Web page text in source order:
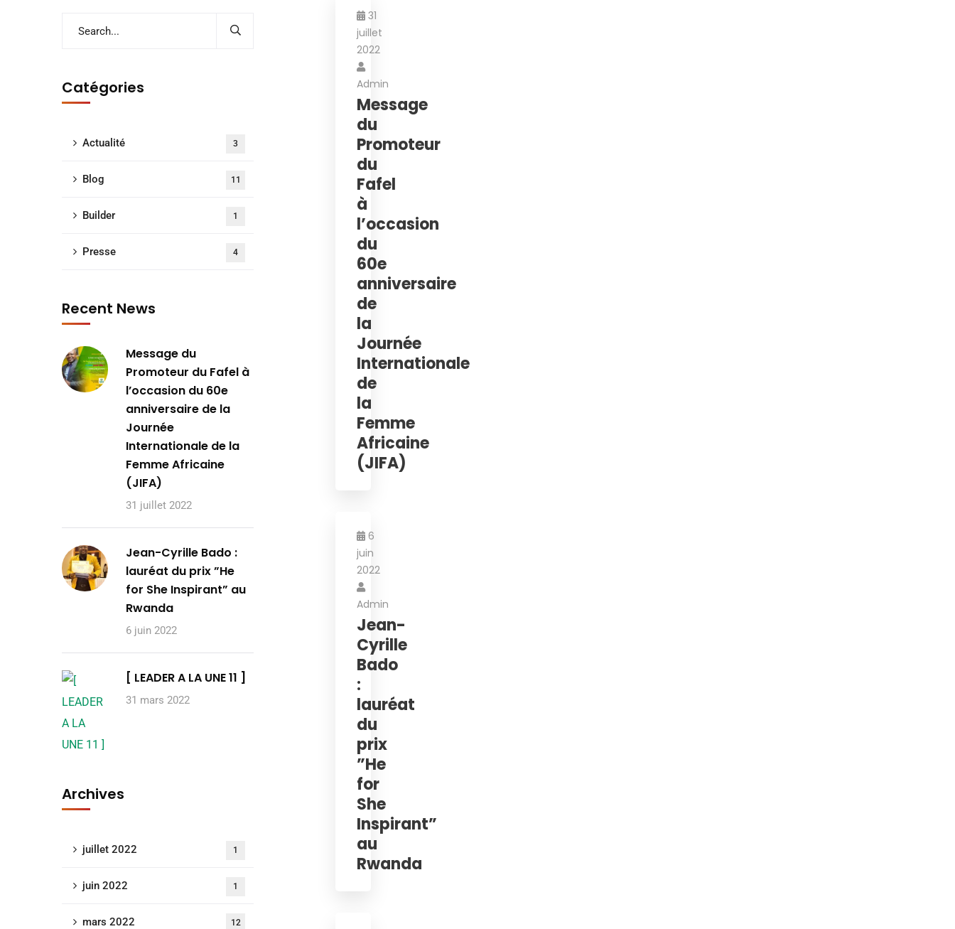
31
juillet
2022
Admin
Message
du
Promoteur
du
Fafel
à
l’occasion
du
60e
anniversaire
de
la
Journée
Internationale
de
la
Femme
Africaine
(JIFA)
6
juin
2022
Admin
Jean-
Cyrille
Bado
:
lauréat
du
prix
”He
for
She
Inspirant”
au
Rwanda
Catégories
Actualité 3
Blog 11
Builder 1
Presse 4
Recent News
Message du
Promoteur du Fafel à
l’occasion du 60e
anniversaire de la
Journée
Internationale de la
Femme Africaine
(JIFA)
31 juillet 2022
Jean-Cyrille Bado :
lauréat du prix ”He
for She Inspirant” au
Rwanda
6 juin 2022
[ LEADER A LA UNE 11 ]
31 mars 2022
Archives
juillet 2022 1
juin 2022 1
mars 2022 12